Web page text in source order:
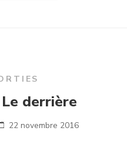
derrière
22 novembre 2016